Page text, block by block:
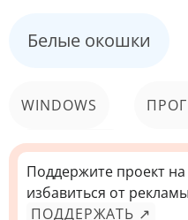
Белые окошки
WINDOWS
КОМПЬЮТЕР
Поддержите проект на
избавиться от
ПОДДЕРЖАТЬ ↗